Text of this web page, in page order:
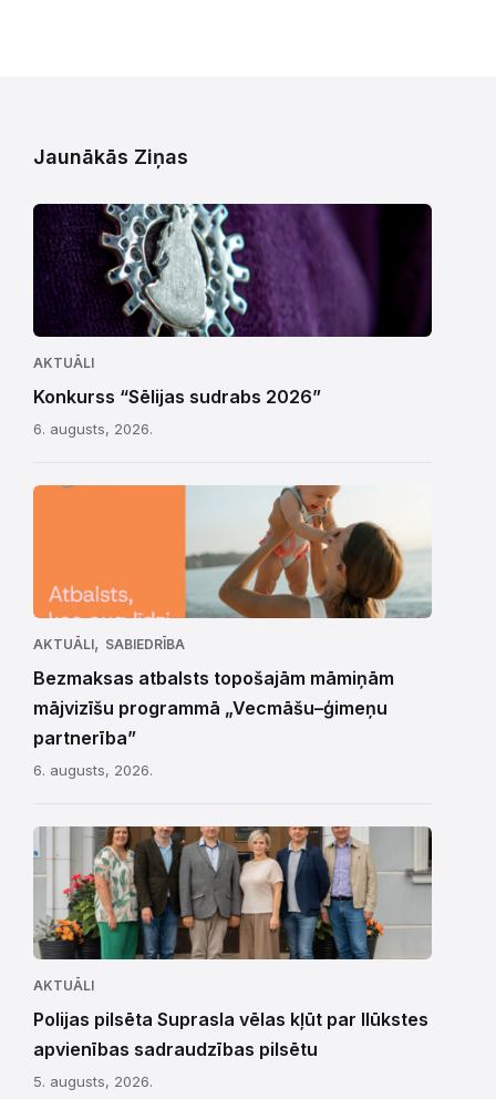
Jaunākās Ziņas
AKTUĀLI
Konkurss “Sēlijas sudrabs 2026”
6. augusts, 2026.
AKTUĀLI, SABIEDRĪBA
Bezmaksas atbalsts topošajām māmiņām
mājvizīšu programmā „Vecmāšu–ģimeņu
partnerība”
6. augusts, 2026.
AKTUĀLI
Polijas pilsēta Suprasla vēlas kļūt par Ilūkstes
apvienības sadraudzības pilsētu
5. augusts, 2026.